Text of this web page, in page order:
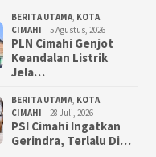
BERITA UTAMA, KOTA
CIMAHI
5 Agustus, 2026
PLN Cimahi Genjot
Keandalan Listrik
Jela…
BERITA UTAMA, KOTA
CIMAHI
28 Juli, 2026
PSI Cimahi Ingatkan
Gerindra, Terlalu Di…